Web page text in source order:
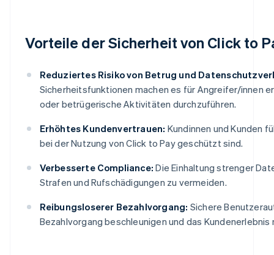
Vorteile der Sicherheit von Click to
Reduziertes Risiko von Betrug und
Sicherheitsfunktionen machen es für Angreifer/innen
oder betrügerische Aktivitäten durchzuführen.
Erhöhtes Kundenvertrauen: Kundinnen und Kunden
bei der Nutzung von Click to Pay geschützt sind.
Verbesserte Compliance: Die Einhaltung strenger
Strafen und Rufschädigungen zu vermeiden.
Reibungsloserer Bezahlvorgang: Sichere
Bezahlvorgang beschleunigen und das